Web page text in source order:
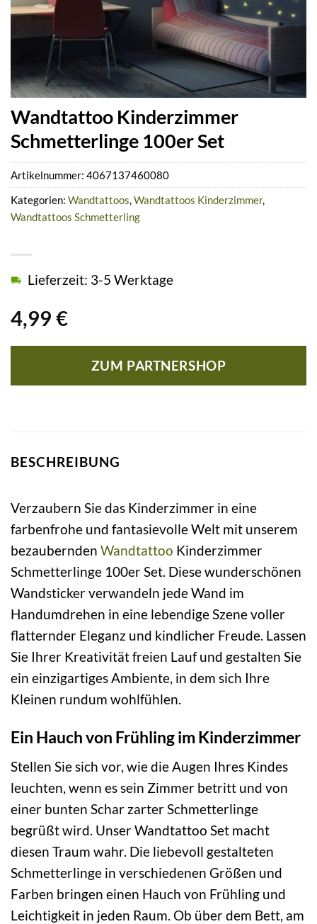
Wandtattoo Kinderzimmer
Schmetterlinge 100er Set
4,99 €
Lieferzeit: 3-5 Werktage
ZUM PARTNERSHOP
Artikelnummer: 4067137460080
Kategorien: Wandtattoos,Wandtattoos Kinderzimmer,
Wandtattoos Schmetterling
BESCHREIBUNG
Verzaubern Sie das Kinderzimmer in eine
farbenfrohe und fantasievolle Welt mit unserem
bezaubernden Wandtattoo Kinderzimmer
Schmetterlinge 100er Set. Diese wunderschönen
Wandsticker verwandeln jede Wand im
Handumdrehen in eine lebendige Szene voller
flatternder Eleganz und kindlicher Freude. Lassen
Sie Ihrer Kreativität freien Lauf und gestalten Sie
ein einzigartiges Ambiente, in dem sich Ihre
Kleinen rundum wohlfühlen.
Ein Hauch von Frühling im Kinderzimmer
Stellen Sie sich vor, wie die Augen Ihres Kindes
leuchten, wenn es sein Zimmer betritt und von
einer bunten Schar zarter Schmetterlinge
begrüßt wird. Unser Wandtattoo Set macht
diesen Traum wahr. Die liebevoll gestalteten
Schmetterlinge in verschiedenen Größen und
Farben bringen einen Hauch von Frühling und
Leichtigkeit in jeden Raum. Ob über dem Bett, am